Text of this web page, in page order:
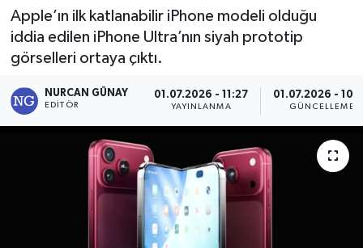
Apple’ın ilk katlanabilir iPhone modeli olduğu
iddia edilen iPhone Ultra’nın siyah prototip
görselleri ortaya çıktı.
NURCAN GÜNAY
EDITÖR
01.07.2026 - 11:27
YAYINLANMA
01.07.2026 -
GÜNCELLEME
Domaniç
Eğitim
Ekonomi